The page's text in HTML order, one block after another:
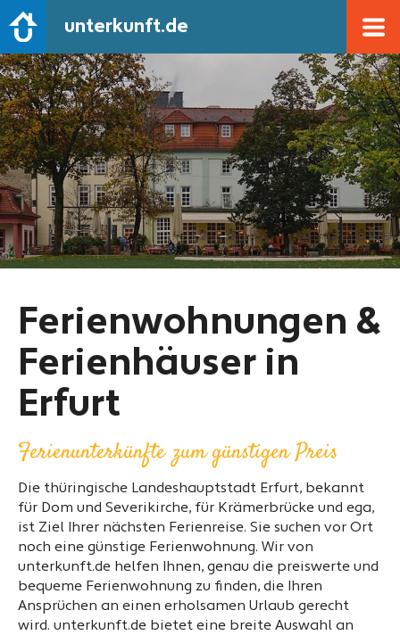
unterkunft.de
Ferienwohnungen &
Ferienhäuser in
Erfurt
Ferienunterkünfte zum günstigen Preis
Die thüringische Landeshauptstadt Erfurt, bekannt
für Dom und Severikirche, für Krämerbrücke und ega,
ist Ziel Ihrer nächsten Ferienreise. Sie suchen vor Ort
noch eine günstige Ferienwohnung. Wir von
unterkunft.de helfen Ihnen, genau die preiswerte und
bequeme Ferienwohnung zu finden, die Ihren
Ansprüchen an einen erholsamen Urlaub gerecht
wird. unterkunft.de bietet eine breite Auswahl an